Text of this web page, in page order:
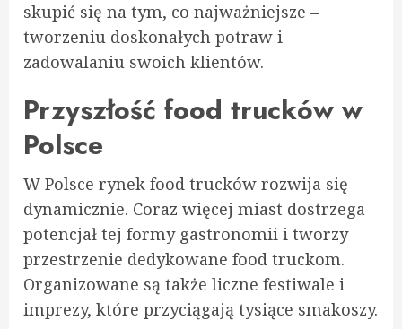
skupić się na tym, co najważniejsze –
tworzeniu doskonałych potraw i
zadowalaniu swoich klientów.
Przyszłość food trucków w
Polsce
W Polsce rynek food trucków rozwija się
dynamicznie. Coraz więcej miast dostrzega
potencjał tej formy gastronomii i tworzy
przestrzenie dedykowane food truckom.
Organizowane są także liczne festiwale i
imprezy, które przyciągają tysiące smakoszy.